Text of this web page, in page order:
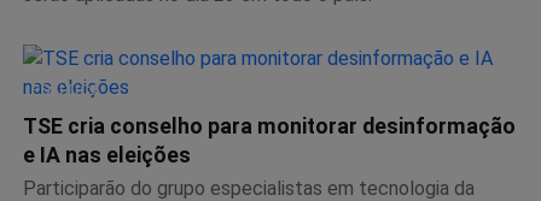
POLÍTICA
TSE cria conselho para monitorar desinformação
e IA nas eleições
Participarão do grupo especialistas em tecnologia da